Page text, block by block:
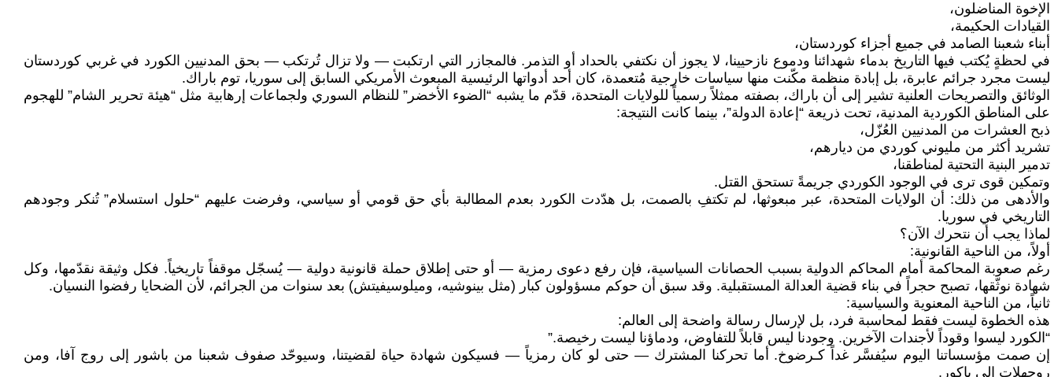
الإخوة المناضلون،
القيادات الحكيمة،
أبناء شعبنا الصامد في جميع أجزاء كوردستان،
في لحظةٍ يُكتب فيها التاريخ بدماء شهدائنا ودموع نازحيينا، لا يجوز أن نكتفي بالحداد أو التذمر. فالمجازر التي ارتكبت — ولا تزال تُرتكب — بحق المدنيين الكورد في غربي كوردستان
ليست مجرد جرائم عابرة، بل إبادة منظمة مكّنت منها سياسات خارجية مُتعمدة، كان أحد أدواتها الرئيسية المبعوث الأمريكي السابق إلى سوريا، توم باراك.
الوثائق والتصريحات العلنية تشير إلى أن باراك، بصفته ممثلاً رسمياً للولايات المتحدة، قدّم ما يشبه “الضوء الأخضر” للنظام السوري ولجماعات إرهابية مثل “هيئة تحرير الشام” للهجوم
على المناطق الكوردية المدنية، تحت ذريعة “إعادة الدولة”، بينما كانت النتيجة:
ذبح العشرات من المدنيين العُزّل،
تشريد أكثر من مليوني كوردي من ديارهم،
تدمير البنية التحتية لمناطقنا،
وتمكين قوى ترى في الوجود الكوردي جريمةً تستحق القتل.
والأدهى من ذلك: أن الولايات المتحدة، عبر مبعوثها، لم تكتفِ بالصمت، بل هدّدت الكورد بعدم المطالبة بأي حق قومي أو سياسي، وفرضت عليهم “حلول استسلام” تُنكر وجودهم
التاريخي في سوريا.
لماذا يجب أن نتحرك الآن؟
أولاً، من الناحية القانونية:
رغم صعوبة المحاكمة أمام المحاكم الدولية بسبب الحصانات السياسية، فإن رفع دعوى رمزية — أو حتى إطلاق حملة قانونية دولية — يُسجّل موقفاً تاريخياً. فكل وثيقة نقدّمها، وكل
شهادة نوثّقها، تصبح حجراً في بناء قضية العدالة المستقبلية. وقد سبق أن حوكم مسؤولون كبار (مثل بينوشيه، وميلوسيفيتش) بعد سنوات من الجرائم، لأن الضحايا رفضوا النسيان.
ثانياً، من الناحية المعنوية والسياسية:
هذه الخطوة ليست فقط لمحاسبة فرد، بل لإرسال رسالة واضحة إلى العالم:
“الكورد ليسوا وقوداً لأجندات الآخرين. وجودنا ليس قابلاً للتفاوض، ودماؤنا ليست رخيصة.”
إن صمت مؤسساتنا اليوم سيُفسَّر غداً كـرضوخ. أما تحركنا المشترك — حتى لو كان رمزياً — فسيكون شهادة حياة لقضيتنا، وسيوحّد صفوف شعبنا من باشور إلى روج آفا، ومن
روجهلات إلى باكور.